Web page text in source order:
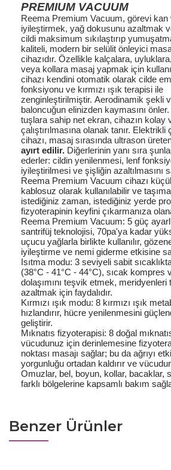
PREMIUM VACUUM
Reema Premium Vacuum, görevi kan
iyileştirmek, yağ dokusunu azaltmak
cildi maksimum sıkılaştırıp
kaliteli, modern bir selülit önleyici
cihazıdır. Özellikle kalçalara,
veya kollara masaj yapmak için
cihazı kendini otomatik olarak cilde
fonksiyonu ve kırmızı ışık terapisi ile
zenginleştirilmiştir. Aerodinamik şekli
baloncuğun elinizden kaymasını
tuşlara sahip net ekran, cihazın kolay
çalıştırılmasına olanak tanır. Elektrikli
cihazı, masaj sırasında ultrason
ayırt edilir. Diğerlerinin yanı sıra
ederler: cildin yenilenmesi, lenf
iyileştirilmesi ve şişliğin azaltılmasını
Reema Premium Vacuum cihazı
kablosuz olarak kullanılabilir ve
istediğiniz zaman, istediğiniz yerde
fizyoterapinin keyfini çıkarmanıza
Reema Premium Vacuum: 5 güç
santrifüj teknolojisi, 70pa'ya kadar
uçucu yağlarla birlikte kullanılır,
iyileştirme ve nemi giderme etkisine
Isıtma modu: 3 seviyeli sabit
(38°C - 41°C - 44°C), sıcak kompres
dolaşımını teşvik etmek, meridyenleri
azaltmak için faydalıdır.
Kırmızı ışık modu: 8 kırmızı ışık
hızlandırır, hücre yenilenmesini
geliştirir.
Mıknatıs fizyoterapisi: 8 doğal
vücudunuz için derinlemesine
noktası masajı sağlar; bu da ağrıyı
yorgunluğu ortadan kaldırır ve
Omuzlar, bel, boyun, kollar, bacaklar,
farklı bölgelerine kapsamlı bakım
Benzer Ürünler